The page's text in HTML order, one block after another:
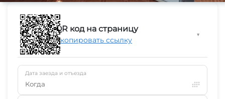
QR код на страницу
Скопировать ссылку
▼
Дата заезда и отъезда
Когда